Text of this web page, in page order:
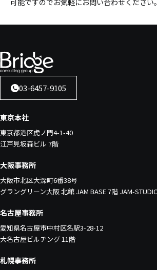
可能ですのでお気軽にお問い合わせください。
03-6457-9105
東京本社
東京都港区虎ノ門4-1-40
江戸見坂森ビル 7階
大阪事務所
大阪市北区大深町6番38号
グラングリーン大阪 北館 JAM BASE 7階 JAM-
名古屋事務所
愛知県名古屋市中村区名駅3-28-12
大名古屋ビルヂング 11階
札幌事務所